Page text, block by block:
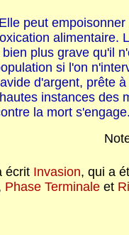
peut
alimentaire.
plus grave qu'il
si l'on
d'argent, prête
instances
la mort s'engage.
écrit Invasion, qui a
Phase Terminale et